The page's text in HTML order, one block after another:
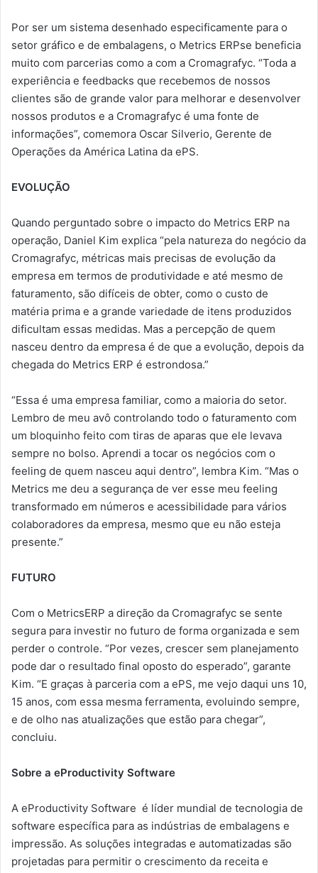
Por ser um sistema desenhado especificamente para o
setor gráfico e de embalagens, o Metrics ERPse beneficia
muito com parcerias como a com a Cromagrafyc. “Toda a
experiência e feedbacks que recebemos de nossos
clientes são de grande valor para melhorar e desenvolver
nossos produtos e a Cromagrafyc é uma fonte de
informações”, comemora Oscar Silverio, Gerente de
Operações da América Latina da ePS.
EVOLUÇÃO
Quando perguntado sobre o impacto do Metrics ERP na
operação, Daniel Kim explica “pela natureza do negócio da
Cromagrafyc, métricas mais precisas de evolução da
empresa em termos de produtividade e até mesmo de
faturamento, são difíceis de obter, como o custo de
matéria prima e a grande variedade de itens produzidos
dificultam essas medidas. Mas a percepção de quem
nasceu dentro da empresa é de que a evolução, depois da
chegada do Metrics ERP é estrondosa.”
“Essa é uma empresa familiar, como a maioria do setor.
Lembro de meu avô controlando todo o faturamento com
um bloquinho feito com tiras de aparas que ele levava
sempre no bolso. Aprendi a tocar os negócios com o
feeling de quem nasceu aqui dentro”, lembra Kim. “Mas o
Metrics me deu a segurança de ver esse meu feeling
transformado em números e acessibilidade para vários
colaboradores da empresa, mesmo que eu não esteja
presente.”
FUTURO
Com o MetricsERP a direção da Cromagrafyc se sente
segura para investir no futuro de forma organizada e sem
perder o controle. “Por vezes, crescer sem planejamento
pode dar o resultado final oposto do esperado”, garante
Kim. “E graças à parceria com a ePS, me vejo daqui uns 10,
15 anos, com essa mesma ferramenta, evoluindo sempre,
e de olho nas atualizações que estão para chegar”,
concluiu.
Sobre a eProductivity Software
A eProductivity Software é líder mundial de tecnologia de
software específica para as indústrias de embalagens e
impressão. As soluções integradas e automatizadas são
projetadas para permitir o crescimento da receita e